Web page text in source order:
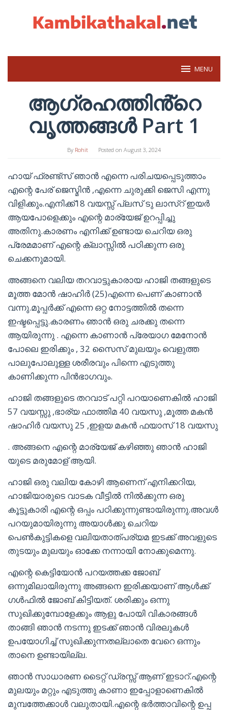
MENU
ആഗ്രഹത്തിൻ്റെ
വൃത്തങ്ങൾ Part 1
By Rohit Posted on August 3, 2024
ഹായ് ഫ്രണ്ട്സ് ഞാൻ എന്നെ പരിചയപ്പെടുത്താം
എന്റെ പേര് ജെസ്മിൻ ,എന്നെ ചുരുക്കി ജെസി എന്നു
വിളിക്കും.എനിക്ക്18 വയസ്സ് പ്ലസ് ടു ലാസ്റ് ഇയർ
ആയപോളെക്കും എന്റെ മാര്യേജ് ഉറപ്പിച്ചു
അതിനു.കാരണം എനിക്ക് ഉണ്ടായ ചെറിയ ഒരു
പ്രേമമാണ് എന്റെ ക്ലാസ്സിൽ പഠിക്കുന്ന ഒരു
ചെക്കനുമായി.
അങ്ങനെ വലിയ തറവാട്ടുകാരായ ഹാജി തങ്ങളുടെ
മൂത്ത മോൻ ഷാഹിർ (25)എന്നെ പെണ് കാണാൻ
വന്നു.മൂപ്പർക്ക് എന്നെ ഒറ്റ നോട്ടത്തിൽ തന്നെ
ഇഷ്ടപ്പെട്ടു.കാരണം ഞാൻ ഒരു ചരക്കു തന്നെ
ആയിരുന്നു . എന്നെ കാണാൻ പ്രേയാഗ മേനോൻ
പോലെ ഇരിക്കും , 32 സൈസ് മുലയും വെളുത്ത
പാലുപോലുള്ള ശരീരവും പിന്നെ എടുത്തു
കാണിക്കുന്ന പിൻഭാഗവും.
ഹാജി തങ്ങളുടെ തറവാട് പറ്റി പറയാണെകിൽ ഹാജി
57 വയസ്സു ,ഭാര്യ ഫാത്തിമ 40 വയസു ,മൂത്ത മകൻ
ഷാഹിർ വയസു 25 ,ഇളയ മകൻ ഫയാസ് 18 വയസു
. അങ്ങനെ എന്റെ മാര്യേജ് കഴിഞ്ഞു ഞാൻ ഹാജി
യുടെ മരുമോള് ആയി.
ഹാജി ഒരു വലിയ കോഴി ആണെന് എനിക്കറിയ,
ഹാജിയാരുടെ വാടക വീട്ടിൽ നിൽക്കുന്ന ഒരു
കൂട്ടുകാരി എന്റെ ഒപ്പം പഠിക്കുന്നുണ്ടായിരുന്നു.അവൾ
പറയുമായിരുന്നു അയാൾക്കു ചെറിയ
പെൺകുട്ടികളെ വലിയതാത്പര്യമ ഇടക്ക് അവളുടെ
തുടയും മുലയും ഓക്കേ നന്നായി നോക്കുമെന്നു.
എന്റെ കെട്ടിയോൻ പറയത്തക്ക ജോബ്
ഒന്നുമിലായിരുന്നു അങ്ങനെ ഇരിക്കയാണ് ആൾക്ക്
ഗൾഫിൽ ജോബ് കിട്ടിയത്. ശരിക്കും ഒന്നു
സുഖിക്കുമ്പോളേക്കും ആളു പോയി വികാരങ്ങൾ
താങ്ങി ഞാൻ നടന്നു ഇടക്ക് ഞാൻ വിരലുകൾ
ഉപയോഗിച്ച് സുഖിക്കുന്നതല്ലാതെ വേറെ ഒന്നും
താനെ ഉണ്ടായില്ല.
ഞാൻ സാധാരണ ടൈറ്റ് ഡ്രസ്സ് ആണ് ഇടാറ്.എന്റെ
മുലയും മറ്റും എടുത്തു കാണാ ഇപ്പോളാണെകിൽ
മുമ്പത്തേക്കാൾ വലുതായി.എന്റെ ഭർത്താവിന്റെ ഉപ്പ